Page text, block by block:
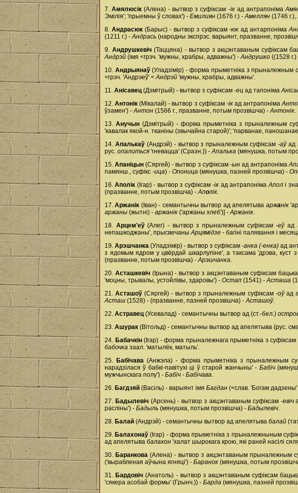
7.Амялюсік (Алена) - вытвор з суфіксам -ікад антрапоніма
Эмілія'; 'прыемны ў словах') - Емилиян (1676 г.) -Амеллян (1746 г.),
8. Андрасюк(Барыс) - вытвор з суфіксам-юк ад антарпоніма
(1211 г.) -Андрась (народны экспрэс. варыянт, празванне,
9. Андрушкевіч(Таццяна) - вытвор з акцэнтаваным суфіксам
Андрэй (імя <грэч. 'мужны, храбры, адважны') -Андрушко ((1528
10. Андрыянаў(Уладзімір) - форма прыметніка з прыналежным
<грэч. 'Андрэеў' <Андрэй 'мужны, храбры, адважны'.
11. Анісавец(Дзмітрый) - вытвор з суфіксам -ец ад тапоніма
12.Антонік (Мікалай) - вытвор з суфіксам -ікад антрапоніма
ўзамен') -Антон (1566 г., празванне, потым прозвішча) -Антонік.
13. Анучын(Дзмітрый) - форма прыметніка з прыналежным
'кавалак якой-н. тканіны (звычайна старой)'; 'парванае,
14. Апалькаў(Андрэй) - вытвор з прыналежным суфіксам-аўад
рус. опалиться 'гневацца' (Сразн.)) -Апалька (мянушка, потым
15.Апаніцын (Сяргей) - вытвор з суфіксам -ынад антрапоніма
памянш., суфікс -ица) - Опоница (мянушка, пазней прозвішча) -
16.Аполік (Ігар) - вытвор з суфіксам-ік ад антрапонімаАполі
(празванне, потым прозвішча) -Аполік.
17.Аржанік (Іван) - семантычны вытвор ад апелятыва аржанік
аржаны (жытні) - аржанік ('аржаны хлеб')] -Аржанік.
18. Арцем'еў(Алег) - вытвор з прыналежным суфіксам-еўад
непашкоджаны', прысвечаныАрцямідзе - багіні палявання і
19.Арэшчанка (Уладзімір) - вытвор з суфіксам-анка (-енка) ад
з ядомым ядром у цвёрдай шкарлупіне', а таксама 'дрэва, куст з
(празванне, потым прозвішча) -Арэшчанка.
20. Асташкевіч(Ірына) - вытвор з акцэнтаваным суфіксам
'моцны, трывалы, устойлівы, здаровы') - Остап (1541) -Асташа
21.Асташоў (Сяргей) - вытвор з прыналежным суфіксам -оўад
Асташ (1528) - (празванне, пазней прозвішча) -Асташоў.
22. Астравец(Усевалад) - семантычны вытвор ад (ст.-бел.)
23. Ашурак (Вітольд) - семантычны вытвор ад апелятыва (рус.
24. Бабачкін(Ігар) - форма прыналежнага прыметніка з суфіксам
бабочка заал. 'матылёк, матыль'.
25. Бабічава (Анжэла) - форма прыметніка з прыналежным
нарадзілася ў бабкі-павітухі ці ў старой жанчыны' - Бабіч
мужчынскага полу') - Бабіч - Бабічава.
26. Багдзяй (Васіль) - варыянт імя Багдан (<слав. 'Богам дадзены'
27. Бадылевіч(Арсень) - вытвор з акцэнтаваным суфіксам -евіч
расліны') - Бадыль (мянушка, потым прозвішча) - Бадылевіч.
28. Балай (Андрэй) - семантычны вытвор ад апелятыва балай
29. Балахонаў (Ігар) - форма прыметніка з прыналежныным
ад апелятыва балахон 'халат шырокага крою, які раней насілі
30. Баранкова(Алена) - вытвор з акцэнтаваным прыналежным
('вырабленая аўчына ягняці') - Баранок (мянушка, потым
31. Бардовіч (Анатоль) - вытвор з акцэнтаваным суфіксам
'сякера асобай формы' (Грынч.)) - Барда (мянушка, пазней